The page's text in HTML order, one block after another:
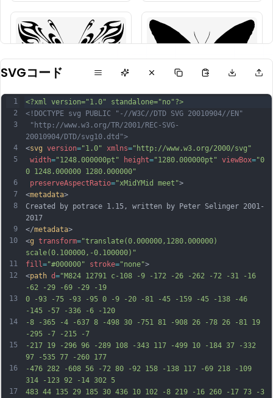
SVGコード
1
2
3
4
5
6
7
8
9
10
11
12
13
14
15
16
17
<?xml version="1.0" standalone="no"?>
<!DOCTYPE svg PUBLIC "-//W3C//DTD SVG 20010904//EN"
"http://www.w3.org/TR/2001/REC-SVG-
20010904/DTD/svg10.dtd">
<svg version="1.0" xmlns="http://www.w3.org/2000/svg"
width="1248.000000pt" height="1280.000000pt" viewBox="0
0 1248.000000 1280.000000"
preserveAspectRatio="xMidYMid meet">
<metadata>
Created by potrace 1.15, written by Peter Selinger 2001-
2017
</metadata>
<g transform="translate(0.000000,1280.000000)
scale(0.100000,-0.100000)"
fill ="#000000" stroke="none">
<path d="M824 12791 c-108 -9 -172 -26 -262 -72 -31 -16
-62 -29 -69 -29 -19
0 -93 -75 -93 -95 0 -9 -20 -81 -45 -159 -45 -138 -46
-145 -57 -336 -6 -120
-8 -365 -4 -637 8 -498 30 -751 81 -908 26 -78 26 -81 19
-295 -7 -215 -7
-217 19 -296 96 -289 108 -343 117 -499 10 -184 37 -332
97 -535 77 -260 177
-476 282 -608 56 -72 80 -92 158 -138 117 -69 218 -109
314 -123 92 -14 302 5
483 44 135 29 185 30 436 10 102 -8 219 -16 260 -17 73 -3